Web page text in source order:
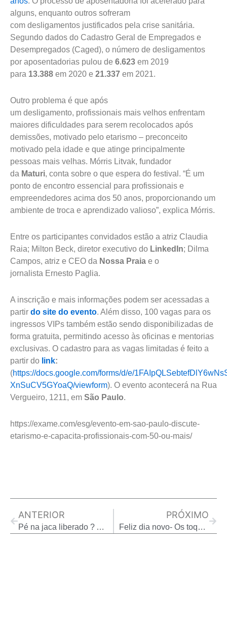
alguns, enquanto outros sofreram
com desligamentos justificados pela crise sanitária.
Segundo dados do Cadastro Geral de Empregados e
Desempregados (Caged), o número de desligamentos
por aposentadorias pulou de 6.623 em 2019
para 13.388 em 2020 e 21.337 em 2021.
Outro problema é que após
um desligamento, profissionais mais velhos enfrentam
maiores dificuldades para serem recolocados após
demissões, motivado pelo etarismo – preconceito
motivado pela idade e que atinge principalmente
pessoas mais velhas. Mórris Litvak, fundador
da Maturi, conta sobre o que espera do festival. “É um
ponto de encontro essencial para profissionais e
empreendedores acima dos 50 anos, proporcionando um
ambiente de troca e aprendizado valioso”, explica Mórris.
Entre os participantes convidados estão a atriz Claudia
Raia; Milton Beck, diretor executivo do LinkedIn; Dilma
Campos, atriz e CEO da Nossa Praia e o
jornalista Ernesto Paglia.
A inscrição e mais informações podem ser acessadas a
partir do site do evento. Além disso, 100 vagas para os
ingressos VIPs também estão sendo disponibilizadas de
forma gratuita, permitindo acesso às oficinas e mentorias
exclusivas. O cadastro para as vagas limitadas é feito a
partir do link:
(https://docs.google.com/forms/d/e/
XnSuCV5GYoaQ/viewform). O evento acontecerá na Rua
Vergueiro, 1211, em São Paulo.
https://exame.com/esg/evento-em-sao-paulo-discute-
etarismo-e-capacita-profissionais-com-50-ou-mais/
ANTERIOR
Pé na jaca liberado ? Azeite de oliva pode prevenir a ressaca. E o que mais ? ( Revista Galileu)
PRÓXIMO
Feliz dia novo- Os toques do programa de hoje- palavra chave, astral, ponto de luz e mais….